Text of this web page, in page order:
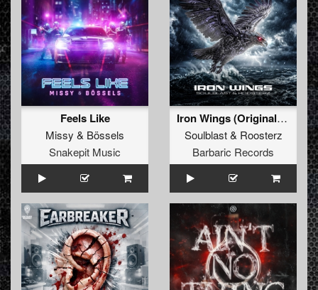
Feels Like
Missy & Bössels
Snakepit Music
Iron Wings (Original Mix)
Soulblast& Roosterz
Barbaric Records